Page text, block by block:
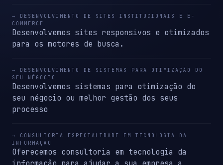
→ DESENVOLVIMENTO DE SITES INSTITUCIONAIS E E-
COMMERCE
Desenvolvemos sites responsivos e otimizados
para os motores de busca.
→ DESENVOLVIMENTO DE SISTEMAS PARA OTIMIZAÇÃO DO
SEU NÉGOCIO
Desenvolvemos sistemas para otimização do
seu négocio ou melhor gestão dos seus
processo
→ CONSULTORIA ESPECIALIDADE EM TECNOLOGIA DA
INFORMAÇÃO
Oferecemos consultoria em tecnologia da